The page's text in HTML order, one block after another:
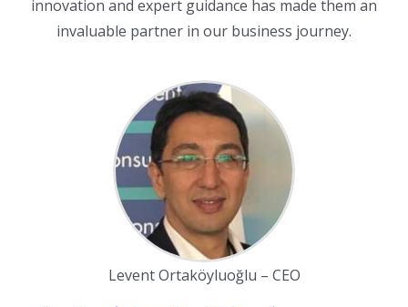
innovation and expert guidance has made them an
invaluable partner in our business journey.
Levent Ortaköyluoğlu – CEO